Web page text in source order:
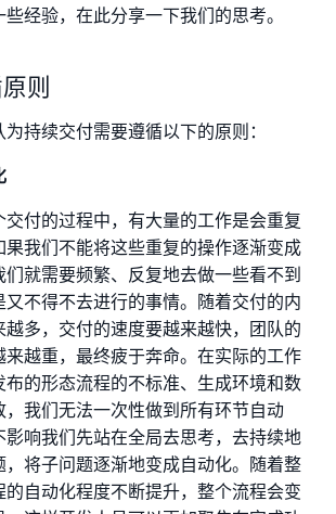
经验，在此分享一下我们的思考。
则
持续交付需要遵循以下的原则：
交付的过程中，有大量的工作是会重复
果我们不能将这些重复的操作逐渐变成
们就需要频繁、反复地去做一些看不到
又不得不去进行的事情。随着交付的内
越多，交付的速度要越来越快，团队的
来越重，最终疲于奔命。在实际的工作
布的形态流程的不标准、生成环境和数
，我们无法一次性做到所有环节自动
影响我们先站在全局去思考，去持续地
，将子问题逐渐地变成自动化。随着整
的自动化程度不断提升，整个流程会变